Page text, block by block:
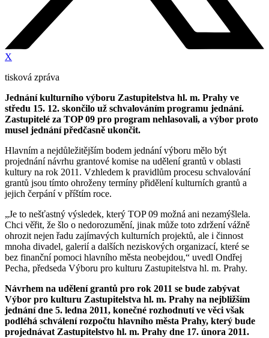
X
tisková zpráva
Jednání kulturního výboru Zastupitelstva hl. m. Prahy ve
středu 15. 12. skončilo už schvalováním programu jednání.
Zastupitelé za TOP 09 pro program nehlasovali, a výbor proto
musel jednání předčasně ukončit.
Hlavním a nejdůležitějším bodem jednání výboru mělo být
projednání návrhu grantové komise na udělení grantů v oblasti
kultury na rok 2011. Vzhledem k pravidlům procesu schvalování
grantů jsou tímto ohroženy termíny přidělení kulturních grantů a
jejich čerpání v příštím roce.
„Je to nešťastný výsledek, který TOP 09 možná ani nezamýšlela.
Chci věřit, že šlo o nedorozumění, jinak může toto zdržení vážně
ohrozit nejen řadu zajímavých kulturních projektů, ale i činnost
mnoha divadel, galerií a dalších neziskových organizací, které se
bez finanční pomoci hlavního města neobejdou,“ uvedl Ondřej
Pecha, předseda Výboru pro kulturu Zastupitelstva hl. m. Prahy.
Návrhem na udělení grantů pro rok 2011 se bude zabývat
Výbor pro kulturu Zastupitelstva hl. m. Prahy na nejbližším
jednání dne 5. ledna 2011, konečné rozhodnutí ve věci však
podléhá schválení rozpočtu hlavního města Prahy, který bude
projednávat Zastupitelstvo hl. m. Prahy dne 17. února 2011.